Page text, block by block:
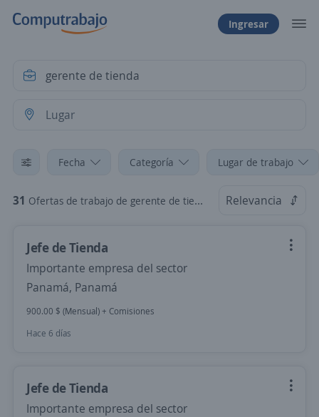
Ingresar
Fecha Categoría Lugar de trabajo
31 Ofertas de trabajo de gerente de tienda Relevancia
Jefe de Tienda
Importante empresa del sector
Panamá, Panamá
900.00 $ (Mensual) + Comisiones
Hace 6 días
Jefe de Tienda
Importante empresa del sector